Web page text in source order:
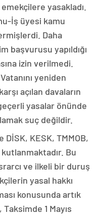
emekçilere yasakladı.
İş üyesi kamu
Daha
başvurusu yapıldığı
izin verilmedi.
yeniden
açılan davaların
yasalar önünde
suç değildir.
KESK, TMMOB,
Bu
ve ilkeli bir duruş
yasal hakkı
konusunda artık
1 Mayıs